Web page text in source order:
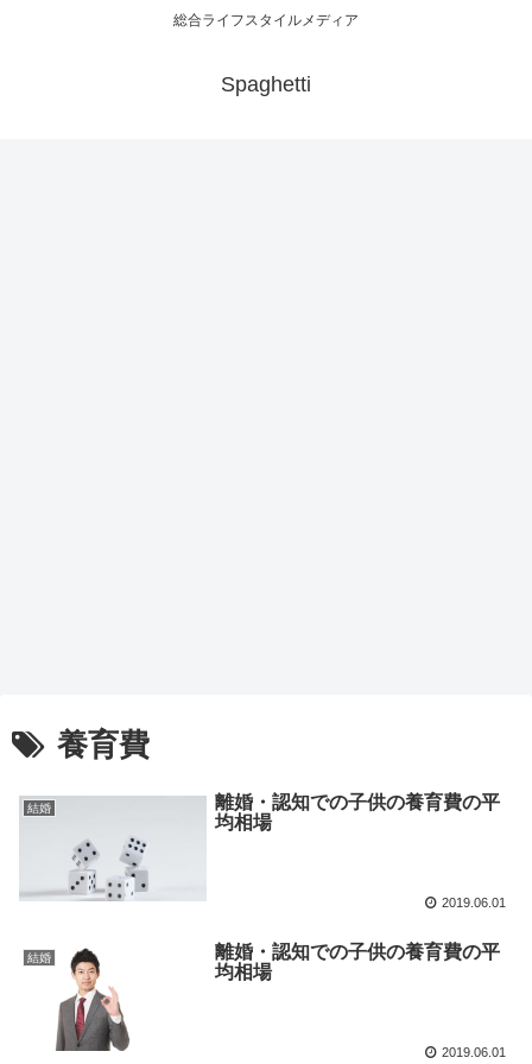
総合ライフスタイルメディア
Spaghetti
養育費
結婚
離婚・認知での子供の養育費の平
均相場
2019.06.01
結婚
離婚・認知での子供の養育費の平
均相場
2019.06.01